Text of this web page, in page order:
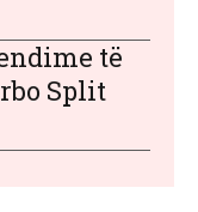
të
Split